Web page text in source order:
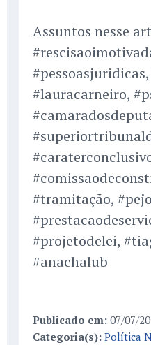
Assuntos nesse
#lauracarneiro,
#tramitação,
#projetodelei,
#anachalub
Publicado em: 07/07/
Categoria(s): Política